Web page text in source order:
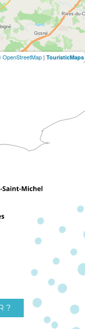
OpenStreetMap | TouristicMaps
?